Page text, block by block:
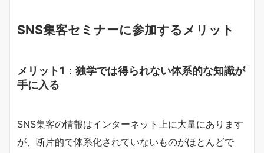
SNS集客セミナーに参加するメリット
メリット1：独学では得られない体系的な知識が
手に入る
SNS集客の情報はインターネット上に大量にあります
が、断片的で体系化されていないものがほとんどで